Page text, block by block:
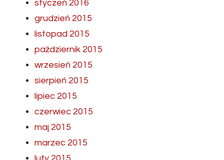
styczeń 2016
grudzień 2015
listopad 2015
październik 2015
wrzesień 2015
sierpień 2015
lipiec 2015
czerwiec 2015
maj 2015
marzec 2015
luty 2015